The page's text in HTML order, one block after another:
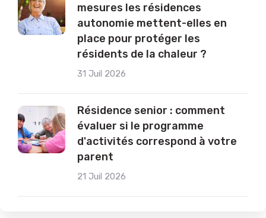
mesures les résidences
autonomie mettent-elles en
place pour protéger les
résidents de la chaleur ?
31 Juil 2026
Résidence senior : comment
évaluer si le programme
d'activités correspond à votre
parent
21 Juil 2026